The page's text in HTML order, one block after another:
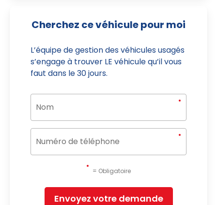
Cherchez ce véhicule pour moi
L’équipe de gestion des véhicules usagés
s’engage à trouver LE véhicule qu’il vous
faut dans le 30 jours.
= Obligatoire
Envoyez votre demande